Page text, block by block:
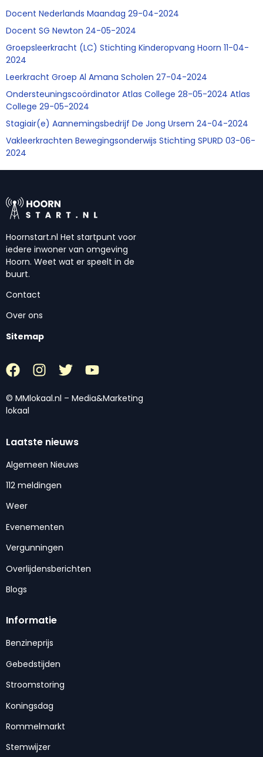
Docent Nederlands Maandag 29-04-2024
Docent SG Newton 24-05-2024
Groepsleerkracht (LC) Stichting Kinderopvang Hoorn 11-04-
2024
Leerkracht Groep Al Amana Scholen 27-04-2024
Ondersteuningscoördinator Atlas College 28-05-2024 Atlas
College 29-05-2024
Stagiair(e) Aannemingsbedrijf De Jong Ursem 24-04-2024
Vakleerkrachten Bewegingsonderwijs Stichting SPURD 03-06-
2024
Hoornstart.nl Het startpunt voor
iedere inwoner van omgeving
Hoorn. Weet wat er speelt in de
buurt.
Contact
Over ons
Sitemap
© MMlokaal.nl – Media&Marketing
lokaal
Laatste nieuws
Algemeen Nieuws
112 meldingen
Weer
Evenementen
Vergunningen
Overlijdensberichten
Blogs
Informatie
Benzineprijs
Gebedstijden
Stroomstoring
Koningsdag
Rommelmarkt
Stemwijzer